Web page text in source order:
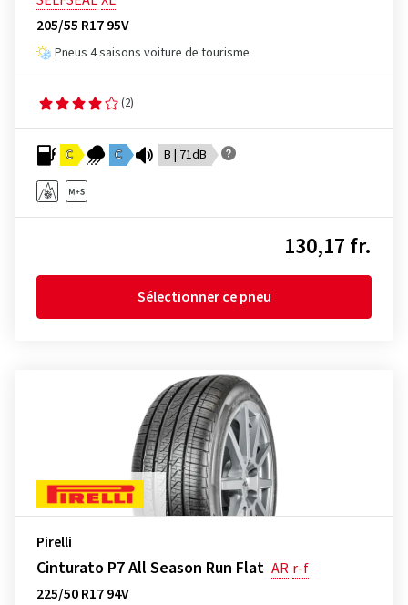
205/55 R17 95V
Pneus 4 saisons voiture de tourisme
(2)
C C B | 71dB
130,17 fr.
Sélectionner ce pneu
Pirelli
Cinturato P7 All Season Run Flat AR r-f
225/50 R17 94V